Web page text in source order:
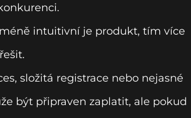
intuitivní je produkt, tím více
složitá registrace nebo nejasné
být připraven zaplatit, ale pokud